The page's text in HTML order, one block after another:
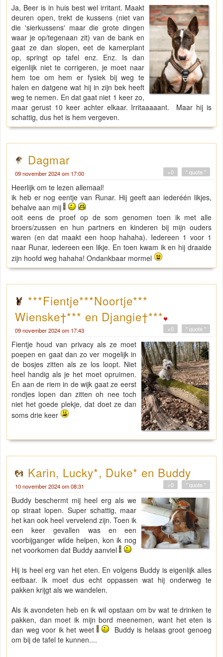
Ja, Beer is in huis best wel irritant. Maakt
deuren open, trekt de kussens (niet van
die 'sierkussens' maar die grote dingen
waar je op/tegenaan zit) van de bank en
gaat ze dan slopen, eet de kamerplant
op, springt op tafel enz. Enz. Is dan
eigenlijk niet te corrigeren, je moet naar
hem toe om hem er fysiek bij weg te
halen en datgene wat hij in zijn bek heeft
weg te nemen. En dat gaat niet 1 keer zo,
maar gerust 10 keer achter elkaar. Irritaaaaant. Maar hij is
schattig, dus het is hem vergeven.
Dagmar
09 november 2024 om 17:00 " quote "
+0
Heerlijk om te lezen allemaal!
ik heb er nog eentje van Runar. Hij geeft aan iederéén likjes,
behalve aan mij
ooit eens de proef op de som genomen toen ik met alle
broers/zussen en hun partners en kinderen bij mijn ouders
waren (en dat maakt een hoop hahaha). Iedereen 1 voor 1
naar Runar, iedereen een likje. En toen kwam ik en hij draaide
zijn hoofd weg hahaha! Ondankbaar mormel
***Fientje***Noortje***
Wienske†*** en Djangie†***
09 november 2024 om 17:43 " quote "
+0
Fientje houd van privacy als ze moet
poepen en gaat dan zo ver mogelijk in
de bosjes zitten als ze los loopt. Niet
heel handig als je het moet opruimen.
En aan de riem in de wijk gaat ze eerst
rondjes lopen dan zitten oh nee toch
niet het goede plekje, dat doet ze dan
soms drie keer
Karin, Lucky*, Duke* en Buddy
10 november 2024 om 08:31 " quote "
+0
Buddy beschermt mij heel erg als we
op straat lopen. Super schattig, maar
het kan ook heel vervelend zijn. Toen ik
een keer gevallen was en een
voorbijganger wilde helpen, kon ik nog
net voorkomen dat Buddy aanviel
Hij is heel erg van het eten. En volgens Buddy is eigenlijk alles
eetbaar. Ik moet dus echt oppassen wat hij onderweg te
pakken krijgt als we wandelen.
Als ik avondeten heb en ik wil opstaan om bv wat te drinken te
pakken, dan moet ik mijn bord meenemen, want het eten is
dan weg voor ik het weet
Buddy is helaas groot genoeg
om bij de tafel te kunnen....